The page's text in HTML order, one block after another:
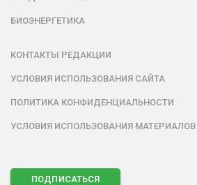
БИОЭНЕРГЕТИКА
КОНТАКТЫ РЕДАКЦИИ
УСЛОВИЯ ИСПОЛЬЗОВАНИЯ САЙТА
ПОЛИТИКА КОНФИДЕНЦИАЛЬНОСТИ
УСЛОВИЯ ИСПОЛЬЗОВАНИЯ МАТЕРИАЛОВ
ПОДПИСАТЬСЯ